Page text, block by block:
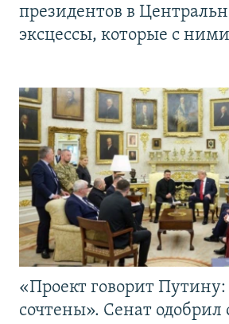
президентов в
эксцессы, которые с
«Проект говорит
сочтены». Сенат